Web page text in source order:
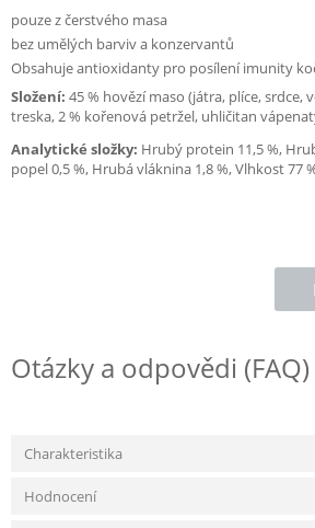
pouze z čerstvého masa
bez umělých barviv a konzervantů
Obsahuje antioxidanty pro posílení imunity
Složení: 45 % hovězí maso (játra, plíce, srdce,
treska, 2 % kořenová petržel, uhličitan
Analytické složky: Hrubý protein 11,5 %,
popel 0,5 %, Hrubá vláknina 1,8 %, Vlhkost 77
Otázky a odpovědi (FAQ)
Charakteristika
Hodnocení